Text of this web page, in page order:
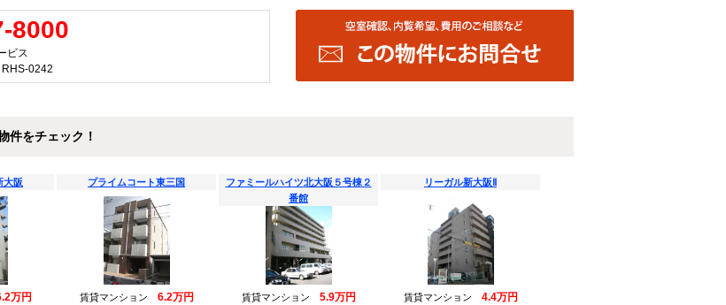
8000
ビス
0242
件をチェック！
大阪
万円
プライムコート東三国
賃貸マンション 6.2万円
ファミールハイツ北大阪５号棟２
番館
賃貸マンション 5.9万円
リーガル新大阪Ⅱ
賃貸マンション 4.4万円